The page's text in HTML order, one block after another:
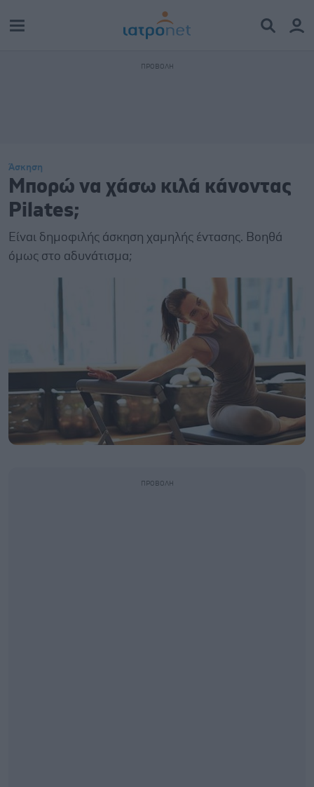
Άσκηση
Μπορώ να χάσω κιλά κάνοντας
Pilates;
Είναι δημοφιλής άσκηση χαμηλής έντασης. Βοηθά
όμως στο αδυνάτισμα;